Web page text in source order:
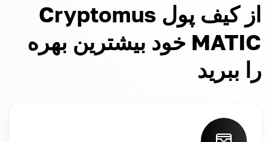
از کیف پول Cryptomus
MATIC خود بیشترین بهره
را ببرید